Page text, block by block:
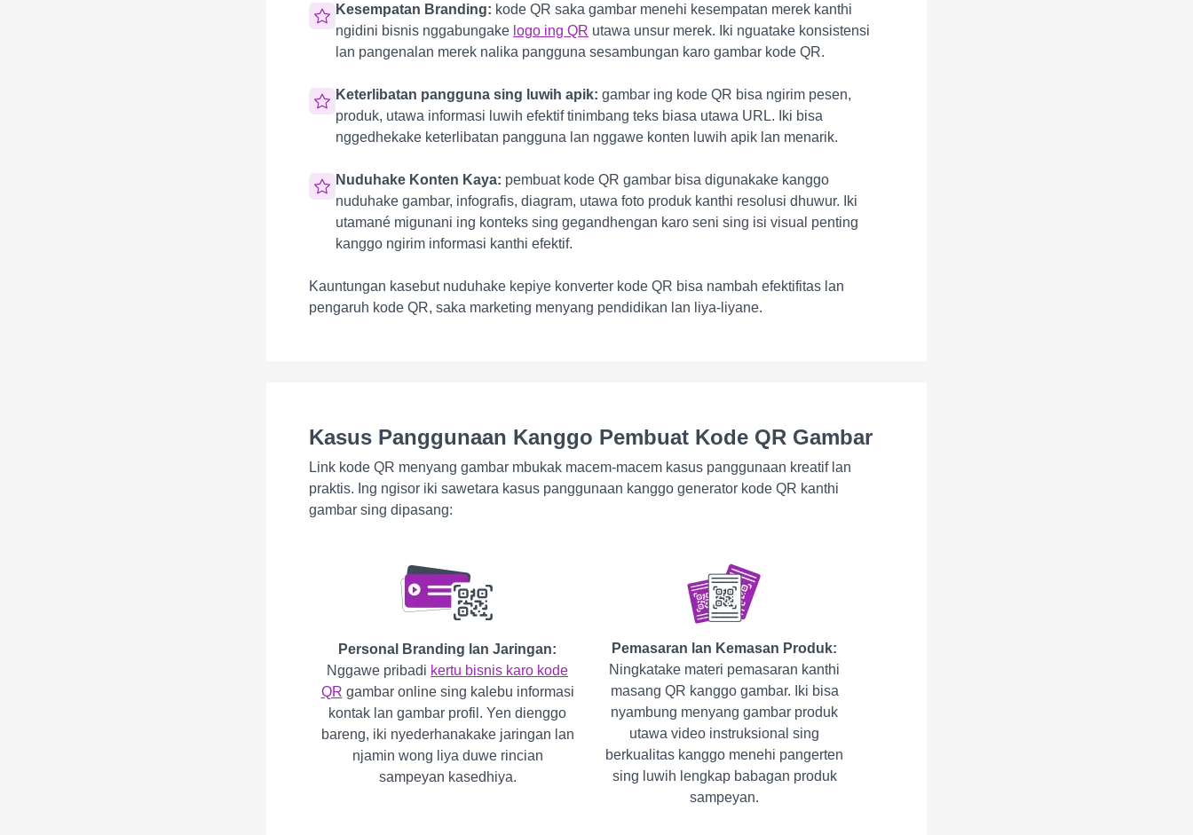
Kesempatan Branding: kode QR saka gambar menehi kesempatan merek kanthi
ngidini bisnis nggabungake logo ing QR utawa unsur merek. Iki nguatake konsistensi
lan pangenalan merek nalika pangguna sesambungan karo gambar kode QR.
Keterlibatan pangguna sing luwih apik: gambar ing kode QR bisa ngirim pesen,
produk, utawa informasi luwih efektif tinimbang teks biasa utawa URL. Iki bisa
nggedhekake keterlibatan pangguna lan nggawe konten luwih apik lan menarik.
Nuduhake Konten Kaya: pembuat kode QR gambar bisa digunakake kanggo
nuduhake gambar, infografis, diagram, utawa foto produk kanthi resolusi dhuwur. Iki
utamané migunani ing konteks sing gegandhengan karo seni sing isi visual penting
kanggo ngirim informasi kanthi efektif.
Kauntungan kasebut nuduhake kepiye konverter kode QR bisa nambah efektifitas lan
pengaruh kode QR, saka marketing menyang pendidikan lan liya-liyane.
Kasus Panggunaan Kanggo Pembuat Kode QR Gambar
Link kode QR menyang gambar mbukak macem-macem kasus panggunaan kreatif lan
praktis. Ing ngisor iki sawetara kasus panggunaan kanggo generator kode QR kanthi
gambar sing dipasang:
Personal Branding lan Jaringan:
Nggawe pribadi kertu bisnis karo kode
QR gambar online sing kalebu informasi
kontak lan gambar profil. Yen dienggo
bareng, iki nyederhanakake jaringan lan
njamin wong liya duwe rincian
sampeyan kasedhiya.
Pemasaran lan Kemasan Produk:
Ningkatake materi pemasaran kanthi
masang QR kanggo gambar. Iki bisa
nyambung menyang gambar produk
utawa video instruksional sing
berkualitas kanggo menehi pangerten
sing luwih lengkap babagan produk
sampeyan.